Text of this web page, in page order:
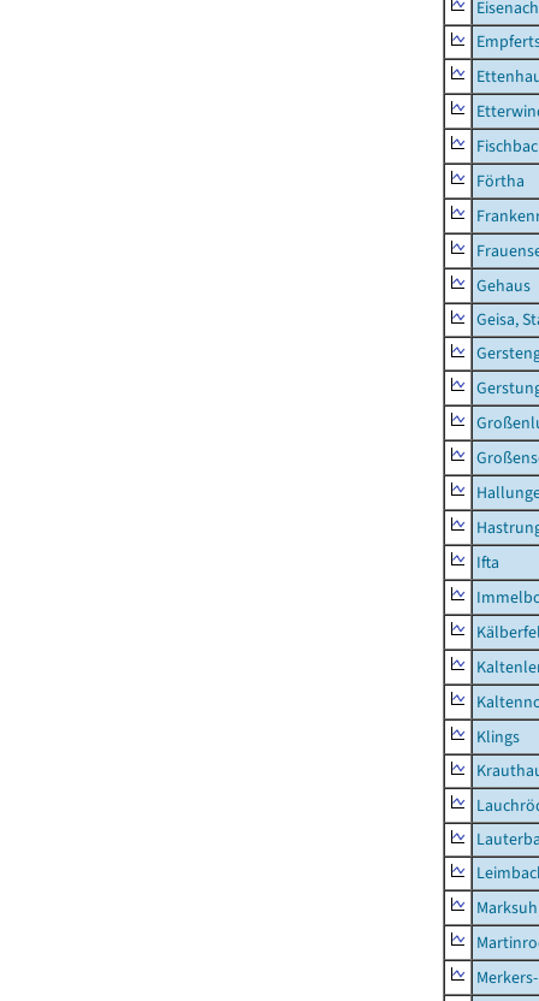
Förtha
Gehaus
Geisa,
Ifta
Klings